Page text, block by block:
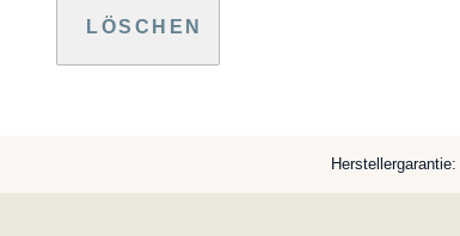
LÖSCHEN
Herstellergarantie: